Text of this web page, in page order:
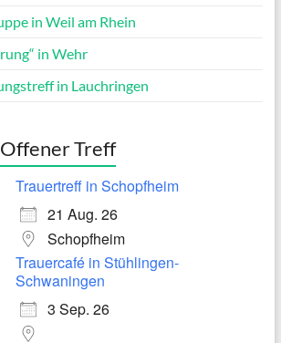
in Weil am Rhein
in Wehr
in Lauchringen
Treff
Trauertreff in Schopfheim
21 Aug. 26
Schopfheim
Trauercafé in Stühlingen-
Schwaningen
3 Sep. 26